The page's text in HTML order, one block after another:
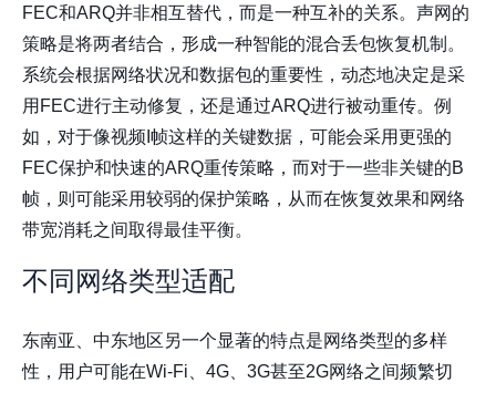
FEC和ARQ并非相互替代，而是一种互补的关系。声网的
策略是将两者结合，形成一种智能的混合丢包恢复机制。
系统会根据网络状况和数据包的重要性，动态地决定是采
用FEC进行主动修复，还是通过ARQ进行被动重传。例
如，对于像视频I帧这样的关键数据，可能会采用更强的
FEC保护和快速的ARQ重传策略，而对于一些非关键的B
帧，则可能采用较弱的保护策略，从而在恢复效果和网络
带宽消耗之间取得最佳平衡。
不同网络类型适配
东南亚、中东地区另一个显著的特点是网络类型的多样
性，用户可能在Wi-Fi、4G、3G甚至2G网络之间频繁切